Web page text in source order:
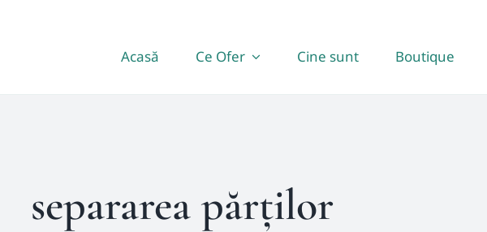
Acasă Ce Ofer Cine sunt Boutique
separarea părților